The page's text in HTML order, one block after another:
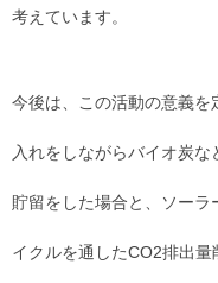
考えています。
今後は、この活動の意義
入れをしながらバイオ炭
貯留をした場合と、ソー
イクルを通したCO2排出